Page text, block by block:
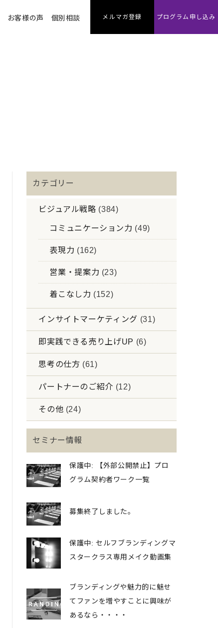
お客様の声 個別相談 メルマガ登録 プログラム申し込み
カテゴリー
ビジュアル戦略 (384)
コミュニケーション力 (49)
表現力 (162)
営業・提案力 (23)
着こなし力 (152)
インサイトマーケティング (31)
即実践できる売り上げUP (6)
思考の仕方 (61)
パートナーのご紹介 (12)
その他 (24)
セミナー情報
保護中: 【外部公開禁止】プロ
グラム契約者ワーク一覧
募集終了しました。
保護中: セルフブランディングマ
スタークラス専用メイク動画集
ブランディングや魅力的に魅せ
てファンを増やすことに興味が
あるなら・・・・